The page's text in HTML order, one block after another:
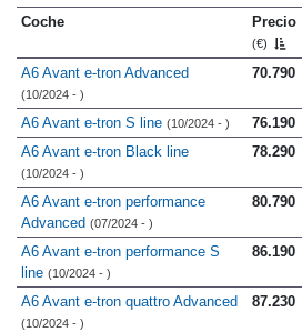
Coche
Precio
(€)
A6 Avant e-tron Advanced
(10/2024 - )
70.790
A6 Avant e-tron S line (10/2024 - ) 76.190
A6 Avant e-tron Black line
(10/2024 - )
78.290
A6 Avant e-tron performance
Advanced (07/2024 - )
80.790
A6 Avant e-tron performance S
line (10/2024 - )
86.190
A6 Avant e-tron quattro Advanced
(10/2024 - )
87.230